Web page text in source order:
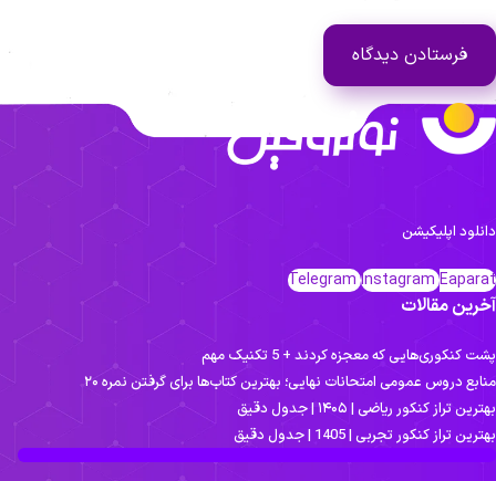
اپلیکیشن
TelegramInstagram
مقالات
کنکوری‌هایی که معجزه کردند + 5 تکنیک مهم
دروس عمومی امتحانات نهایی؛ بهترین کتاب‌ها برای گرفتن نمره ۲۰
تراز کنکور ریاضی | ۱۴۰۵ | جدول دقیق
تراز کنکور تجربی | 1405 | جدول دقیق